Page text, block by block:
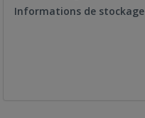
Informations de stockage